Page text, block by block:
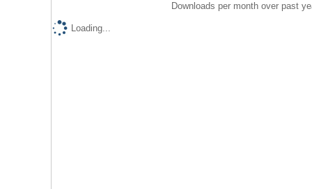
Downloads per month over past
Loading...